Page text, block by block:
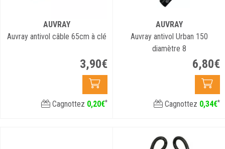
AUVRAY
Auvray antivol câble 65cm à clé
3,90€
Cagnottez 0,20€*
AUVRAY
Auvray antivol Urban 150
diamètre 8
6,80€
Cagnottez 0,34€*